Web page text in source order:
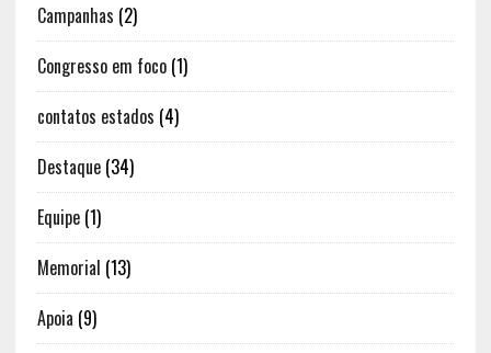
Campanhas (2)
Congresso em foco(1)
contatos estados (4)
Destaque(34)
Equipe(1)
Memorial (13)
Apoia (9)